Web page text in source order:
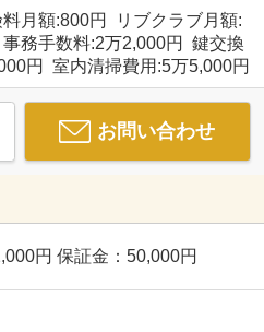
月額:800円 リブクラブ月額:
務手数料:2万2,000円 鍵交換
円 室内清掃費用:5万5,000円
お問い合わせ
円 保証金：50,000円